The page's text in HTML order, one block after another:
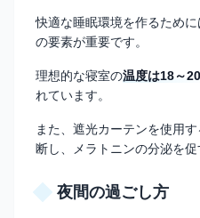
快適な睡眠環境を作るため
の要素が重要です。
理想的な寝室の温度は18～
れています。
また、遮光カーテンを使用
断し、メラトニンの分泌を促
夜間の過ごし方